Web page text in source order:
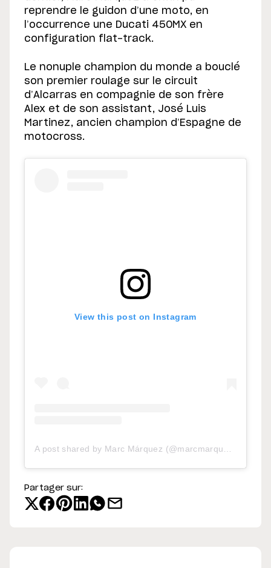
reprendre le guidon d’une moto, en
l’occurrence une Ducati 450MX en
configuration flat-track.
Le nonuple champion du monde a bouclé
son premier roulage sur le circuit
d’Alcarras en compagnie de son frère
Alex et de son assistant, José Luis
Martinez, ancien champion d’Espagne de
motocross.
View this post on Instagram
A post shared by Marc Márquez (@marcmarquez93)
Partager sur: